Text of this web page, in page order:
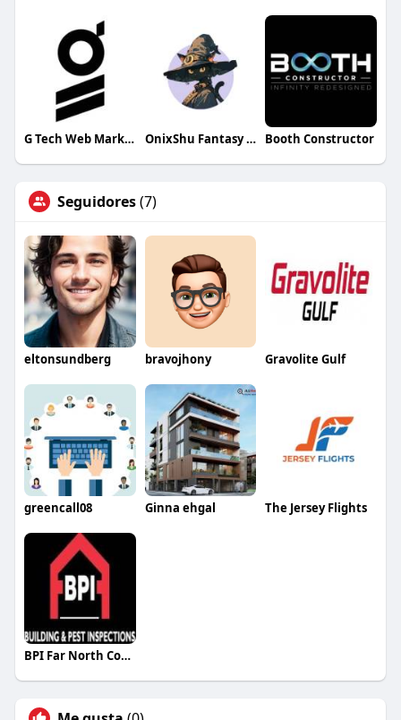
G Tech Web Marketing OnixShu Fantasy Workshop Booth Constructor
Seguidores(7)
eltonsundberg bravojhony Gravolite Gulf
greencall08 Ginna ehgal The Jersey Flights
BPI Far North Coast